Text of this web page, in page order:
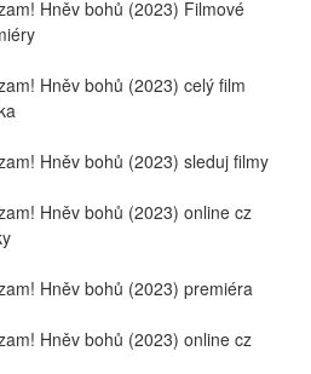
Hněv bohů (2023) Filmové
Hněv bohů (2023) celý film
Hněv bohů (2023) sleduj filmy
Hněv bohů (2023) online cz
Hněv bohů (2023) premiéra
Hněv bohů (2023) online cz